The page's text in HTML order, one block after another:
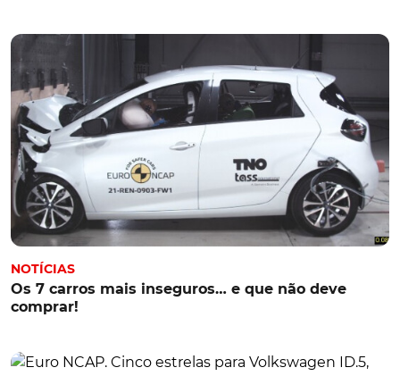
NOTÍCIAS
Os 7 carros mais inseguros… e que não deve
comprar!